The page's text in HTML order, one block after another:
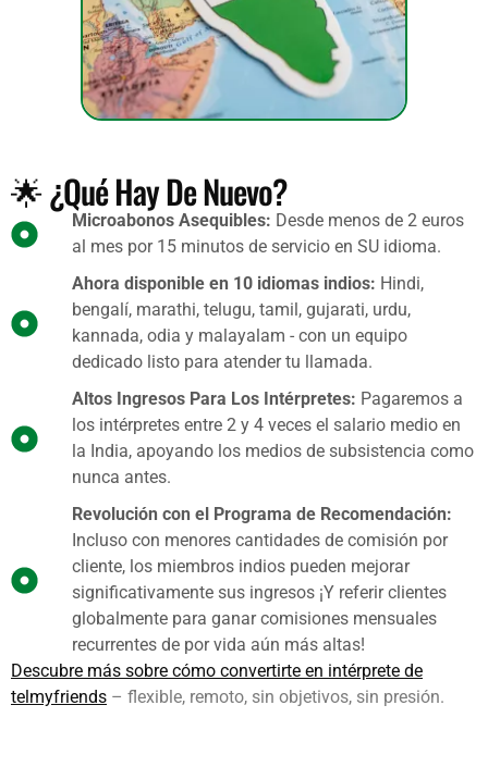
🌟 ¿Qué Hay De Nuevo?
Microabonos Asequibles: Desde menos de 2 euros
al mes por 15 minutos de servicio en SU idioma.
Ahora disponible en 10 idiomas indios: Hindi,
bengalí, marathi, telugu, tamil, gujarati, urdu,
kannada, odia y malayalam - con un equipo
dedicado listo para atender tu llamada.
Altos Ingresos Para Los Intérpretes: Pagaremos a
los intérpretes entre 2 y 4 veces el salario medio en
la India, apoyando los medios de subsistencia como
nunca antes.
Revolución con el Programa de Recomendación:
Incluso con menores cantidades de comisión por
cliente, los miembros indios pueden mejorar
significativamente sus ingresos ¡Y referir clientes
globalmente para ganar comisiones mensuales
recurrentes de por vida aún más altas!
Descubre más sobre cómo convertirte en intérprete de
telmyfriends – flexible, remoto, sin objetivos, sin presión.